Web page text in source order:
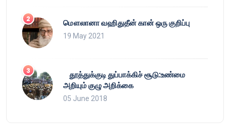
மௌலானா வஹிதுதீன் கான் ஒரு குறிப்பு
19 May 2021
தூத்துக்குடி துப்பாக்கிச் சூடு:உண்மை
அறியும் குழு அறிக்கை
05 June 2018